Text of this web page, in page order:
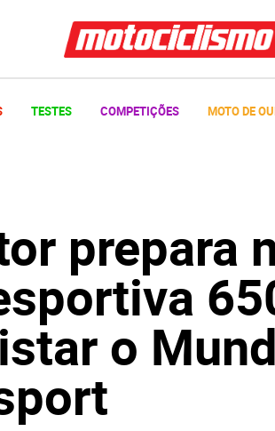
TESTES COMPETIÇÕES MOTO DE
prepara
o